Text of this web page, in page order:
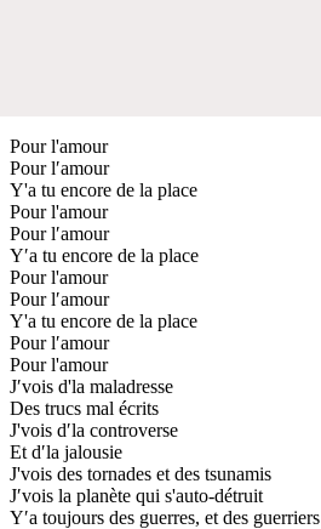
Pour l'amour
Pour l′amour
Y'a tu encore de la place
Pour l'amour
Pour l′amour
Y′a tu encore de la place
Pour l'amour
Pour l′amour
Y'a tu encore de la place
Pour l′amour
Pour l'amour
J′vois d'la maladresse
Des trucs mal écrits
J'vois d′la controverse
Et d′la jalousie
J'vois des tornades et des tsunamis
J′vois la planète qui s'auto-détruit
Y′a toujours des guerres, et des guerriers